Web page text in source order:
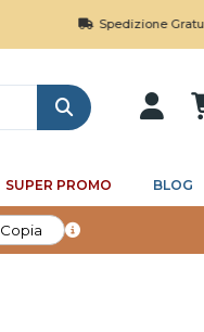
Spedizione Gratuita Per
Cerca
SUPER PROMO BLOG
Copia